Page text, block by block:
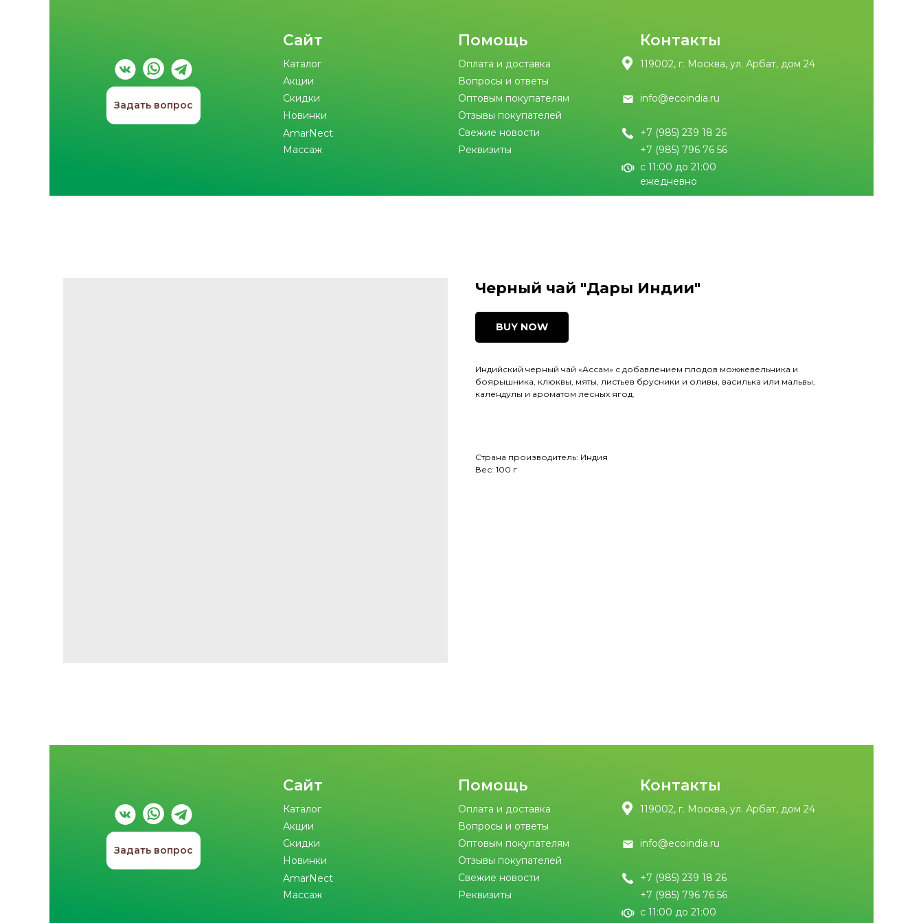
Сайт Помощь
Оплата и доставка
Вопросы и ответы
Оптовым покупателям
Отзывы покупателей
Свежие новости
Контакты
Реквизиты
119002, г. Москва, ул. Арбат, дом 24
info@ecoindia.ru
+7 (985) 239 18 26
+7 (985) 796 76 56
с 11:00 до 21:00
ежедневно
Задать вопрос
Акции
Скидки
Новинки
AmarNect
Массаж
Каталог
Черный чай "Дары Индии"
BUY NOW
Индийский черный чай «Ассам» с добавлением плодов можжевельника и
боярышника, клюквы, мяты, листьев брусники и оливы, василька или мальвы,
календулы и ароматом лесных ягод.
Страна производитель: Индия
Вес: 100 г
Сайт Помощь
Оплата и доставка
Вопросы и ответы
Оптовым покупателям
Отзывы покупателей
Свежие новости
Контакты
Реквизиты
119002, г. Москва, ул. Арбат, дом 24
info@ecoindia.ru
+7 (985) 239 18 26
+7 (985) 796 76 56
с 11:00 до 21:00
Задать вопрос
Акции
Скидки
Новинки
AmarNect
Массаж
Каталог